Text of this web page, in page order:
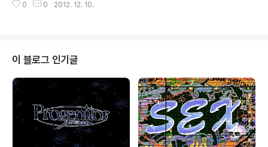
성인용 게임 설명 피치업에 이어 미소녀 게임 전문의 디스
있는 작품으로 주로 여성들의 나체 및 야한 장면이 수록되
어 있습니다.
0 0 2012. 12. 10.
이 블로그 인기글